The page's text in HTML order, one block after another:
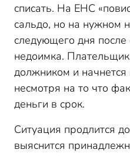
списать. На ЕНС
сальдо, но на нужном
следующего дня после
недоимка. Плательщик
должником и начнется
несмотря на то что
деньги в срок.
Ситуация продлится
выяснится